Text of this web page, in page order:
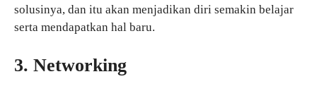
solusinya, dan itu akan menjadikan diri semakin belajar
serta mendapatkan hal baru.
3. Networking